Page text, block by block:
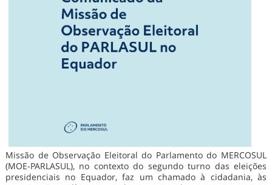
Missão de Observação Eleitoral do Parlamento do MERCOSUL
(MOE-PARLASUL), no contexto do segundo turno das eleições
presidenciais no Equador, faz um chamado à cidadania, às